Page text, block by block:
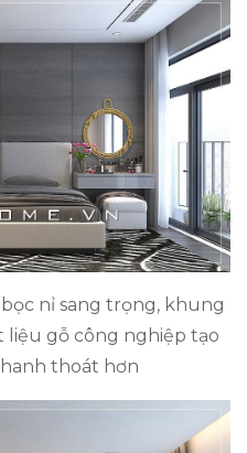
nỉ sang trọng, khung
liệu gỗ công nghiệp tạo
thoát hơn